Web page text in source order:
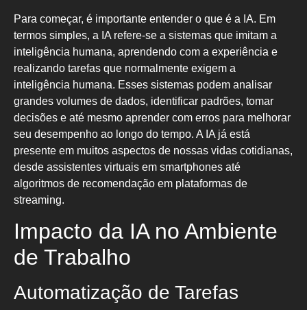
Para começar, é importante entender o que é a IA. Em
termos simples, a IA refere-se a sistemas que imitam a
inteligência humana, aprendendo com a experiência e
realizando tarefas que normalmente exigem a
inteligência humana. Esses sistemas podem analisar
grandes volumes de dados, identificar padrões, tomar
decisões e até mesmo aprender com erros para melhorar
seu desempenho ao longo do tempo. A IA já está
presente em muitos aspectos de nossas vidas cotidianas,
desde assistentes virtuais em smartphones até
algoritmos de recomendação em plataformas de
streaming.
Impacto da IA no Ambiente
de Trabalho
Automatização de Tarefas